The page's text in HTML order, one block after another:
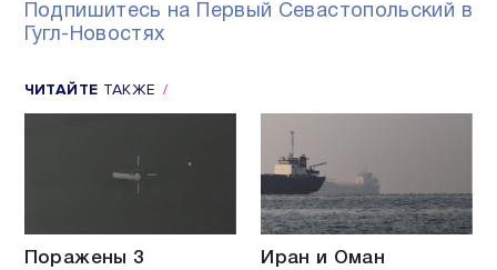
Подпишитесь на Первый Севастопольский в
Гугл-Новостях
ЧИТАЙТЕ ТАКЖЕ
Поражены 3
Иран и Оман